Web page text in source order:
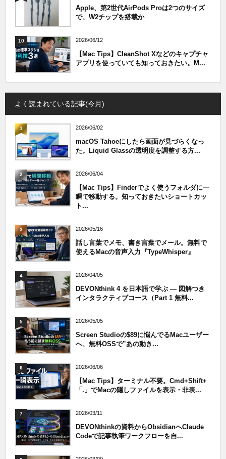
Apple、第2世代AirPods Proは2つのサイズ
で、W2チップを搭載か
10 2026/06/12
【Mac Tips】CleanShot Xなどのキャプチャ
アプリを使っていても知っておきたい。M...
よく読まれている記事(今月)
1 2026/06/02
macOS Tahoeにしたら画面が見づらくなっ
た。Liquid Glassの透明度を調整する方...
2 2026/06/04
【Mac Tips】Finderでよく使うフォルダに一
瞬で移動する。知っておきたいショートカッ
ト...
3 2026/05/16
話し言葉でメモ、書き言葉でメール。無料で
使えるMacの音声入力『TypeWhisper』
4 2026/04/05
DEVONthink 4 を日本語で学ぶ — 図解つき
インタラクティブコース（Part 1 無料...
5 2026/05/05
Screen Studioの$89に悩んでるMacユーザー
へ、無料OSSで”あの動き...
6 2026/06/06
【Mac Tips】ターミナル不要。Cmd+Shift+
「.」でMacの隠しファイルを表示・非表...
7 2026/03/11
DEVONthinkの資料からObsidianへClaude
Codeで記事執筆ワークフローを自...